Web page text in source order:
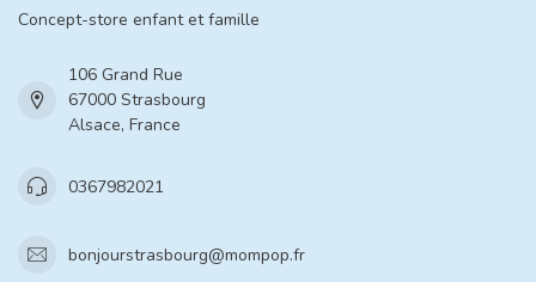
Concept-store enfant et famille
106 Grand Rue
67000 Strasbourg
Alsace, France
0367982021
bonjourstrasbourg@mompop.fr